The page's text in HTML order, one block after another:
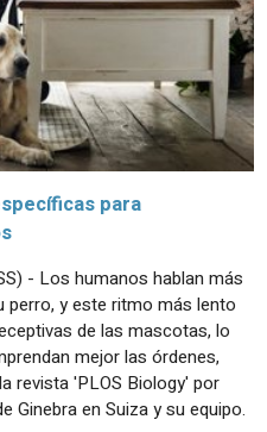
para
- Los humanos hablan más
perro, y este ritmo más lento
de las mascotas, lo
mejor las órdenes,
revista 'PLOS Biology' por
Ginebra en Suiza y su equipo.